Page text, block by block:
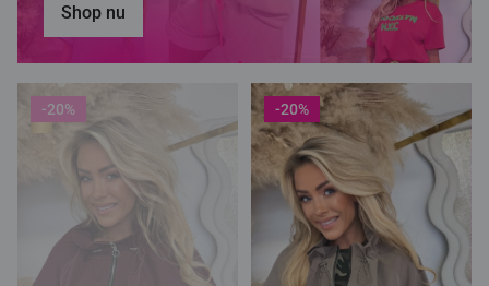
Shop nu
-20% -20%